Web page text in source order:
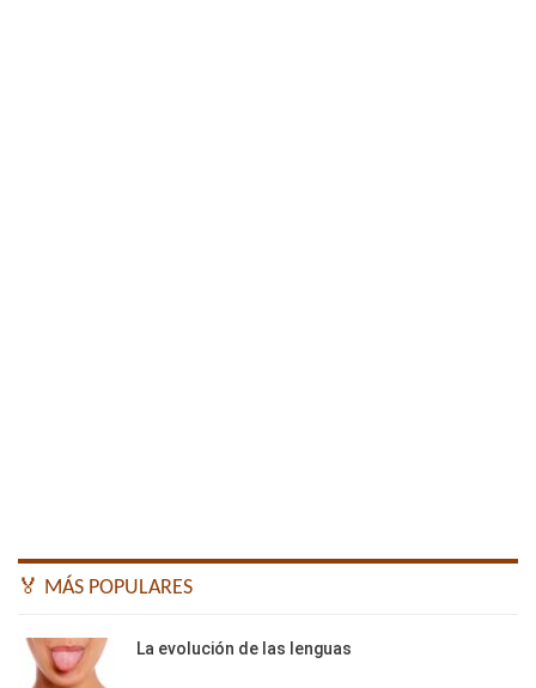
🏅 MÁS POPULARES
La evolución de las lenguas